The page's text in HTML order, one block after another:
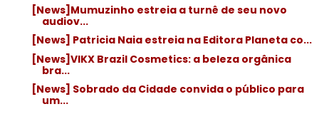
[News]Mumuzinho estreia a turnê de seu novo
audiov...
[News] Patricia Naia estreia na Editora Planeta co...
[News]VIKX Brazil Cosmetics: a beleza orgânica
bra...
[News] Sobrado da Cidade convida o público para
um...